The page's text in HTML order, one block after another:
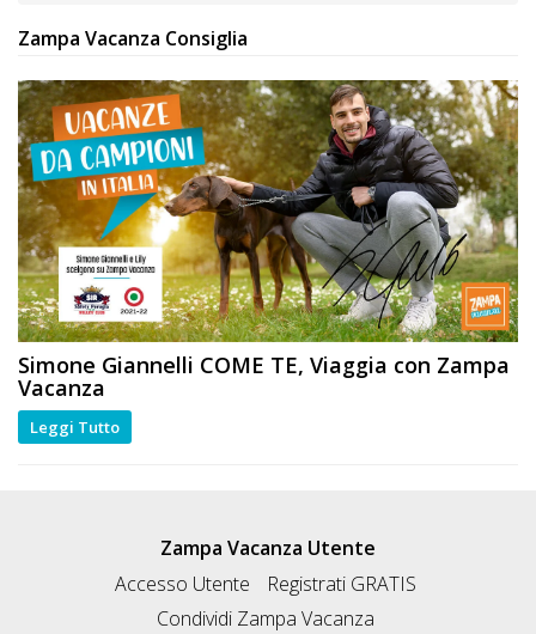
Zampa Vacanza Consiglia
Simone Giannelli COME TE, Viaggia con Zampa
Vacanza
Leggi Tutto
Zampa Vacanza Utente
Accesso Utente
Registrati GRATIS
Condividi Zampa Vacanza